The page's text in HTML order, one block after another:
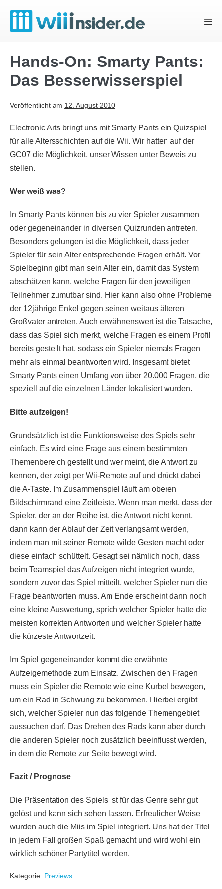
Inhalt
springen
Hands-On: Smarty Pants:
Das Besserwisserspiel
Veröffentlicht am 12. August 2010
Electronic Arts bringt uns mit Smarty Pants ein Quizspiel
für alle Altersschichten auf die Wii. Wir hatten auf der
GC07 die Möglichkeit, unser Wissen unter Beweis zu
stellen.
Wer weiß was?
In Smarty Pants können bis zu vier Spieler zusammen
oder gegeneinander in diversen Quizrunden antreten.
Besonders gelungen ist die Möglichkeit, dass jeder
Spieler für sein Alter entsprechende Fragen erhält. Vor
Spielbeginn gibt man sein Alter ein, damit das System
abschätzen kann, welche Fragen für den jeweiligen
Teilnehmer zumutbar sind. Hier kann also ohne Probleme
der 12jährige Enkel gegen seinen weitaus älteren
Großvater antreten. Auch erwähnenswert ist die Tatsache,
dass das Spiel sich merkt, welche Fragen es einem Profil
bereits gestellt hat, sodass ein Spieler niemals Fragen
mehr als einmal beantworten wird. Insgesamt bietet
Smarty Pants einen Umfang von über 20.000 Fragen, die
speziell auf die einzelnen Länder lokalisiert wurden.
Bitte aufzeigen!
Grundsätzlich ist die Funktionsweise des Spiels sehr
einfach. Es wird eine Frage aus einem bestimmten
Themenbereich gestellt und wer meint, die Antwort zu
kennen, der zeigt per Wii-Remote auf und drückt dabei
die A-Taste. Im Zusammenspiel läuft am oberen
Bildschirmrand eine Zeitleiste. Wenn man merkt, dass der
Spieler, der an der Reihe ist, die Antwort nicht kennt,
dann kann der Ablauf der Zeit verlangsamt werden,
indem man mit seiner Remote wilde Gesten macht oder
diese einfach schüttelt. Gesagt sei nämlich noch, dass
beim Teamspiel das Aufzeigen nicht integriert wurde,
sondern zuvor das Spiel mitteilt, welcher Spieler nun die
Frage beantworten muss. Am Ende erscheint dann noch
eine kleine Auswertung, sprich welcher Spieler hatte die
meisten korrekten Antworten und welcher Spieler hatte
die kürzeste Antwortzeit.
Im Spiel gegeneinander kommt die erwähnte
Aufzeigemethode zum Einsatz. Zwischen den Fragen
muss ein Spieler die Remote wie eine Kurbel bewegen,
um ein Rad in Schwung zu bekommen. Hierbei ergibt
sich, welcher Spieler nun das folgende Themengebiet
aussuchen darf. Das Drehen des Rads kann aber durch
die anderen Spieler noch zusätzlich beeinflusst werden,
in dem die Remote zur Seite bewegt wird.
Fazit / Prognose
Die Präsentation des Spiels ist für das Genre sehr gut
gelöst und kann sich sehen lassen. Erfreulicher Weise
wurden auch die Miis im Spiel integriert. Uns hat der Titel
in jedem Fall großen Spaß gemacht und wird wohl ein
wirklich schöner Partytitel werden.
Kategorie: Previews